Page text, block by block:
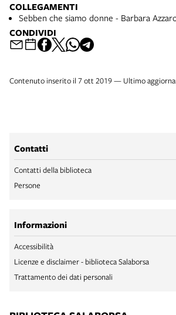
COLLEGAMENTI
Sebben che siamo donne - Barbara
CONDIVIDI
Contenuto inserito il 7 ott 2019 — Ultimo
Contatti
Contatti della biblioteca
Persone
Informazioni
Accessibilità
Licenze e disclaimer - biblioteca Salaborsa
Trattamento dei dati personali